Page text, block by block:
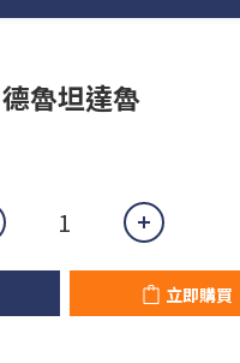
魯坦達魯
立即購買